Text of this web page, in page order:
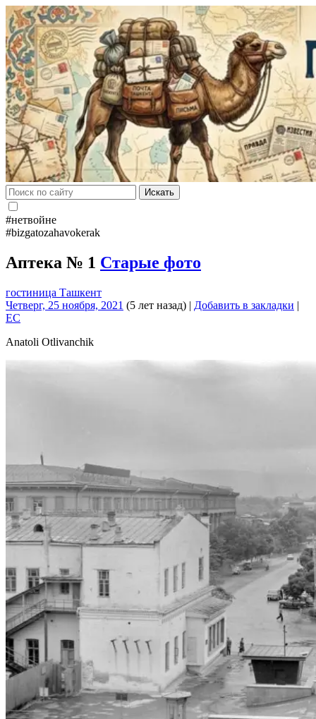
Искать
#нетвойне
#bizgatozahavokerak
Аптека № 1 Старые фото
гостиница Ташкент
Четверг, 25 ноября, 2021 (5 лет назад) | Добавить в закладки |
EC
Anatoli Otlivanchik